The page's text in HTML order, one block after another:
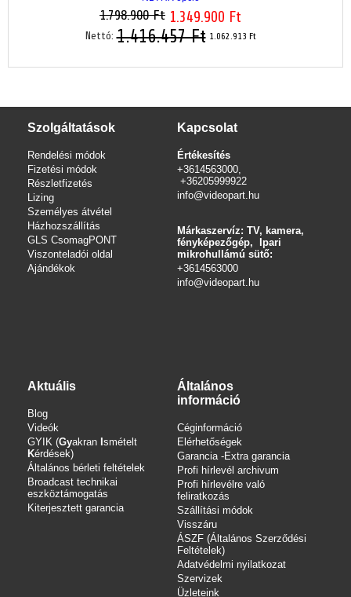
1.798.900 Ft 1.349.900 Ft
Nettó:1.416.457 Ft 1.062.913 Ft
Szolgáltatások
Rendelési módok
Fizetési módok
Részletfizetés
Lizing
Személyes átvétel
Házhozszállítás
GLS CsomagPONT
Viszonteladói oldal
Ajándékok
Kapcsolat
Értékesítés
+3614563000,
+36205999922
info@videopart.hu
Márkaszervíz: TV, kamera,
fényképezőgép, Ipari
mikrohullámú sütő:
+3614563000
info@videopart.hu
Aktuális
Blog
Videók
GYIK (Gyakran smételt
Kérdések)
Általános bérleti feltételek
Broadcast technikai
eszköztámogatás
Kiterjesztett garancia
Általános
információ
Céginformáció
Elérhetőségek
Garancia -Extra garancia
Profi hírlevél archivum
Profi hírlevélre való
feliratkozás
Szállítási módok
Visszáru
ÁSZF (Általános Szerződési
Feltételek)
Adatvédelmi nyilatkozat
Szervizek
Üzleteink